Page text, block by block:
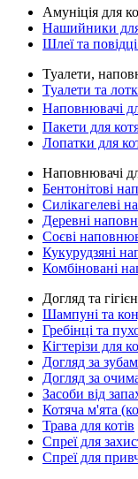
Амуніція для
Нашийники для
Шлеї та
Туалети,
Туалети та
Наповнювачі
Пакети для
Лопатки для
Наповнювачі
Бентонітові
Силікагелеві
Деревні
Соєві
Кукурудзяні
Комбіновані
Догляд та
Шампуні та
Гребінці та
Кігтерізи для
Догляд за
Догляд за
Засоби від
Котяча м'ята
Трава для котів
Спреї для
Спреї для